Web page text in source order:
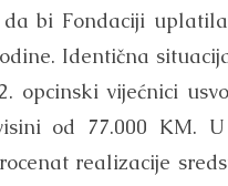
da bi Fondaciji
Identična
opcinski vijećnici
od 77.000 KM.
realizacije